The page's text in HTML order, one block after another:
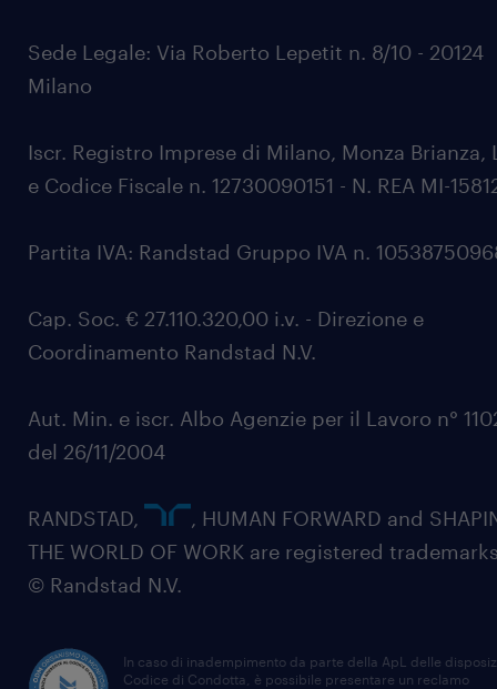
Sede Legale: Via Roberto Lepetit n. 8/10 - 20124
Milano
Iscr. Registro Imprese di Milano, Monza Brianza,
e Codice Fiscale n. 12730090151 - N. REA MI-
Partita IVA: Randstad Gruppo IVA n.
Cap. Soc. € 27.110.320,00 i.v. - Direzione e
Coordinamento Randstad N.V.
Aut. Min. e iscr. Albo Agenzie per il Lavoro n°
del 26/11/2004
RANDSTAD,
, HUMAN FORWARD and
THE WORLD OF WORK are registered
© Randstad N.V.
In caso di inadempimento da parte della ApL delle
Codice di Condotta, è possibile presentare un reclamo